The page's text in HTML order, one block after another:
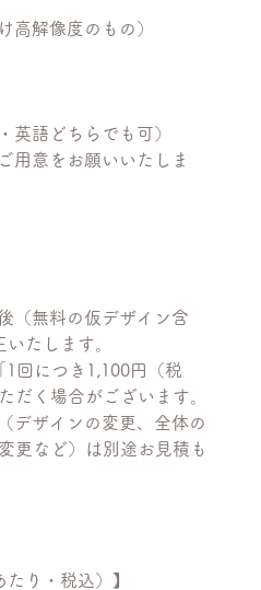
高解像度のもの）
英語どちらでも可）
用意をお願いいたしま
（無料の仮デザイン含
たします。
回につき1,100円（税
だく場合がございます。
デザインの変更、全体の
更など）は別途お見積も
たり・税込）】